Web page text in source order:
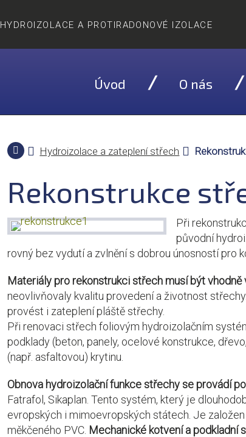
HYDROIZOLACE A PROTIRADONOVÉ IZOLACE
Úvod O nás
Hydroizolace a zateplení střech
Rekonstrukce
Při
původní
rovný bez vydutí a zvlnění s dobrou únosností pro
Materiály pro rekonstrukci střech musí být vhodně
neovlivňovaly kvalitu provedení a životnost
provést i zateplení pláště střechy.
Při renovaci střech foliovým hydroizolačním
podklady (beton, panely, ocelové konstrukce,
(např. asfaltovou) krytinu.
Obnova hydroizolační funkce střechy se provádí
Fatrafol, Sikaplan. Tento systém, který je
evropských i mimoevropských státech. Je
měkčeného PVC. Mechanické kotvení a podkladní